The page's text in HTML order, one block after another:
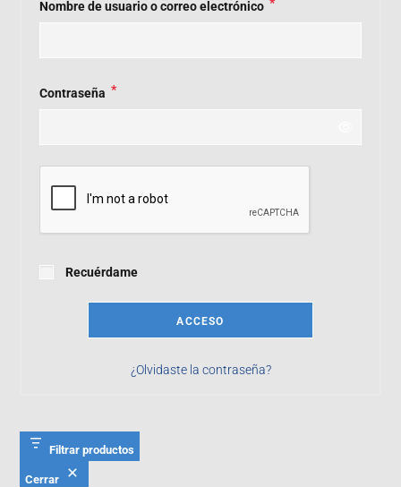
Nombre de usuario o correo electrónico
Contraseña *
Recuérdame
ACCESO
¿Olvidaste la contraseña?
Filtrar productos
Cerrar